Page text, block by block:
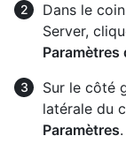
Dans le
Server,
Paramètres
Sur le côté
latérale du
Paramètres.